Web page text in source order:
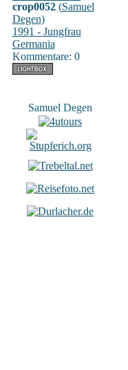
crop0052(Samuel
Degen)
1991 - Jungfrau
Germania
Kommentare: 0
Samuel Degen